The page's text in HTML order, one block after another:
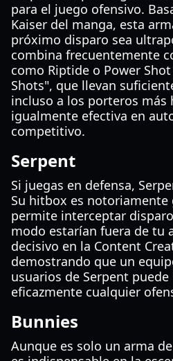
para el juego ofensivo.
Kaiser del manga, esta
próximo disparo sea
combina frecuentemente
como Riptide o Power
Shots", que llevan
incluso a los porteros más
igualmente efectiva en
competitivo.
Serpent
Si juegas en defensa,
Su hitbox es notoriamente
permite interceptar
modo estarían fuera de tu
decisivo en la Content
demostrando que un
usuarios de Serpent
eficazmente cualquier
Bunnies
Aunque es solo un arma